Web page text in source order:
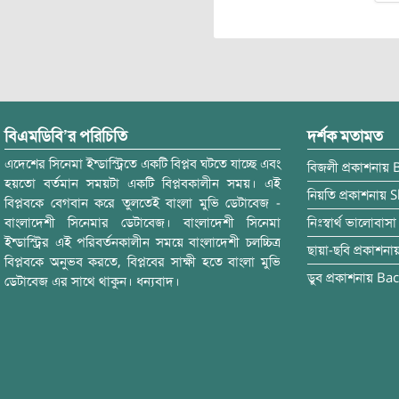
বিএমডিবি’র পরিচিতি
এদেশের সিনেমা ইন্ডাস্ট্রিতে একটি বিপ্লব ঘটতে যাচ্ছে এবং
হয়তো বর্তমান সময়টা একটি বিপ্লবকালীন সময়। এই
বিপ্লবকে বেগবান করে তুলতেই বাংলা মুভি ডেটাবেজ -
বাংলাদেশী সিনেমার ডেটাবেজ। বাংলাদেশী সিনেমা
ইন্ডাস্ট্রির এই পরিবর্তনকালীন সময়ে বাংলাদেশী চলচ্চিত্র
বিপ্লবকে অনুভব করতে, বিপ্লবের সাক্ষী হতে বাংলা মুভি
ডেটাবেজ এর সাথে থাকুন। ধন্যবাদ।
দর্শক মতামত
বিজলী প্রকাশনায়
নিয়তি প্রকাশনায়
নিঃস্বার্থ ভালোবাসা
ছায়া-ছবি
ডুব প্রকাশনায়